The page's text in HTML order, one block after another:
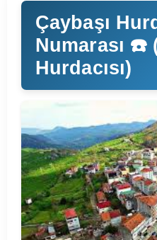
Çaybaşı
Numarası ☎️
Hurdacısı)